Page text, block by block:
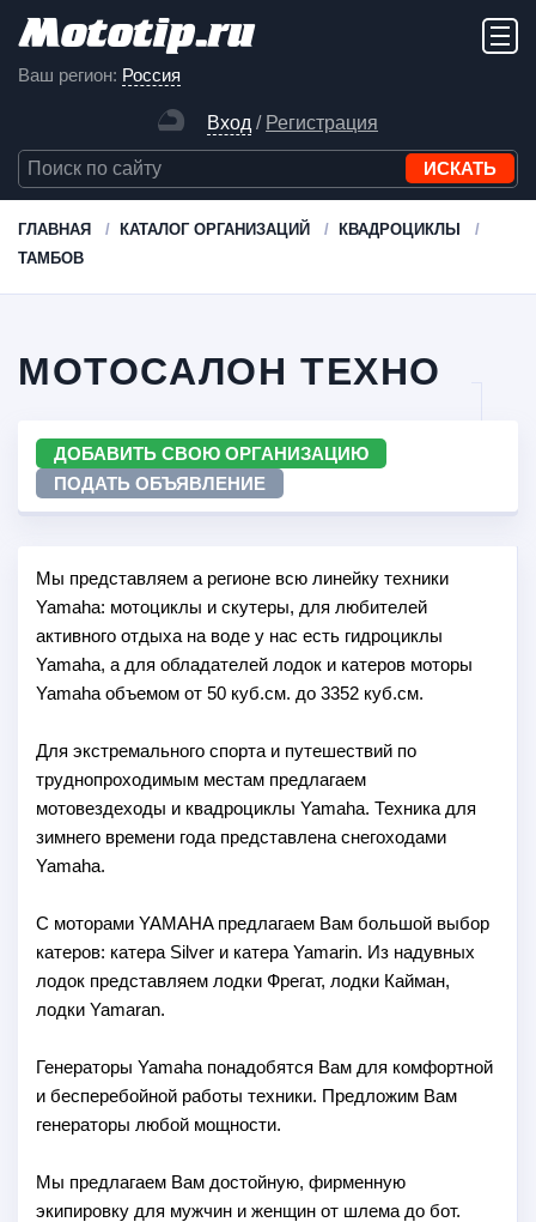
Ваш регион: Россия
Вход / Регистрация
ГЛАВНАЯ КАТАЛОГ ОРГАНИЗАЦИЙ
КВАДРОЦИКЛЫ
ТАМБОВ
МОТОСАЛОН ТЕХНО
ДОБАВИТЬ СВОЮ ОРГАНИЗАЦИЮ
ПОДАТЬ ОБЪЯВЛЕНИЕ
Мы представляем а регионе всю линейку техники
Yamaha: мотоциклы и скутеры, для любителей
активного отдыха на воде у нас есть гидроциклы
Yamaha, а для обладателей лодок и катеров моторы
Yamaha объемом от 50 куб.см. до 3352 куб.см.
Для экстремального спорта и путешествий по
труднопроходимым местам предлагаем
мотовездеходы и квадроциклы Yamaha. Техника для
зимнего времени года представлена снегоходами
Yamaha.
С моторами YAMAHA предлагаем Вам большой выбор
катеров: катера Silver и катера Yamarin. Из надувных
лодок представляем лодки Фрегат, лодки Кайман,
лодки Yamaran.
Генераторы Yamaha понадобятся Вам для комфортной
и бесперебойной работы техники. Предложим Вам
генераторы любой мощности.
Мы предлагаем Вам достойную, фирменную
экипировку для мужчин и женщин от шлема до бот.